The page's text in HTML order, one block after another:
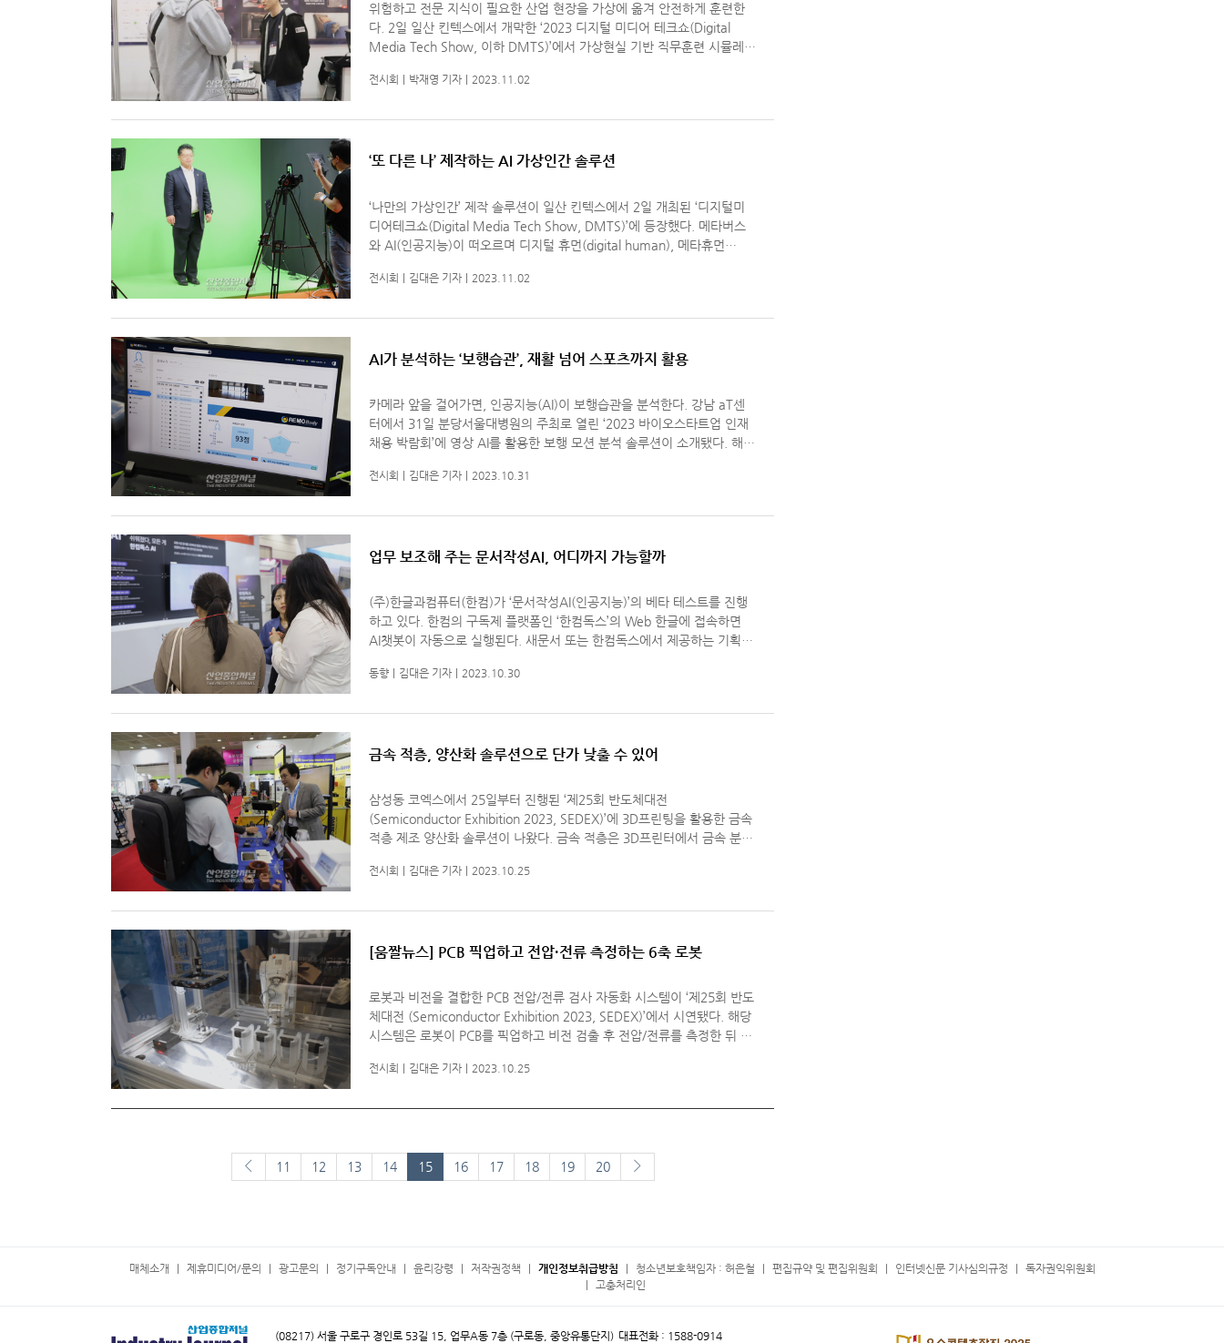
위험하고 전문 지식이 필요한 산업 현장을 가상에 옮겨 안전하게 훈련한
다. 2일 일산 킨텍스에서 개막한 ‘2023 디지털 미디어 테크쇼(Digital
Media Tech Show, 이하 DMTS)’에서 가상현실 기반 직무훈련 시뮬레이
자가 다
전시회 박재영 기자 2023.11.02
‘또 다른 나’ 제작하는 AI 가상인간 솔루션
‘나만의 가상인간’ 제작 솔루션이 일산 킨텍스에서 2일 개최된 ‘디지털미
디어테크쇼(Digital Media Tech Show, DMTS)’에 등장했다. 메타버스
와 AI(인공지능)이 떠오르며 디지털 휴먼(digital human), 메타휴먼
디지털휴먼은 실제
전시회 김대은 기자 2023.11.02
AI가 분석하는 ‘보행습관’, 재활 넘어 스포츠까지 활용
카메라 앞을 걸어가면, 인공지능(AI)이 보행습관을 분석한다. 강남 aT센
터에서 31일 분당서울대병원의 주최로 열린 ‘2023 바이오스타트업 인재
채용 박람회’에 영상 AI를 활용한 보행 모션 분석 솔루션이 소개됐다. 해당
전시회 김대은 기자 2023.10.31
업무 보조해 주는 문서작성AI, 어디까지 가능할까
(주)한글과컴퓨터(한컴)가 ‘문서작성AI(인공지능)’의 베타 테스트를 진행
하고 있다. 한컴의 구독제 플랫폼인 ‘한컴독스’의 Web 한글에 접속하면
AI챗봇이 자동으로 실행된다. 새문서 또는 한컴독스에서 제공하는 기획서
께
동향 김대은 기자 2023.10.30
금속 적층, 양산화 솔루션으로 단가 낮출 수 있어
삼성동 코엑스에서 25일부터 진행된 ‘제25회 반도체대전
(Semiconductor Exhibition 2023, SEDEX)’에 3D프린팅을 활용한 금속
적층 제조 양산화 솔루션이 나왔다. 금속 적층은 3D프린터에서 금속 분말
은 사람이 프린터 하나
전시회 김대은 기자 2023.10.25
[움짤뉴스] PCB 픽업하고 전압·전류 측정하는 6축 로봇
로봇과 비전을 결합한 PCB 전압/전류 검사 자동화 시스템이 ‘제25회 반도
체대전 (Semiconductor Exhibition 2023, SEDEX)’에서 시연됐다. 해당
시스템은 로봇이 PCB를 픽업하고 비전 검출 후 전압/전류를 측정한 뒤 분
다.
전시회 김대은 기자 2023.10.25
이전페이지
11 12 13 14 15 16 17 18 19 20
매체소개 제휴미디어/문의 광고문의 정기구독안내 윤리강령 저작권정책 개인정보취급방침 청소년보호책임자 : 허은철 편집규약 및 편집위원회 인터넷신문 기사심의규정
독자권익위원회
고충처리인
(08217) 서울 구로구 경인로 53길 15, 업무A동 7층 (구로동, 중앙유통단지) 대표전화 : 1588-0914